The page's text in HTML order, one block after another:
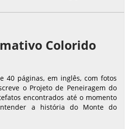
Colorido
40 páginas, em inglês, com fotos
o Projeto de Peneiragem do
encontrados até o momento
a história do Monte do